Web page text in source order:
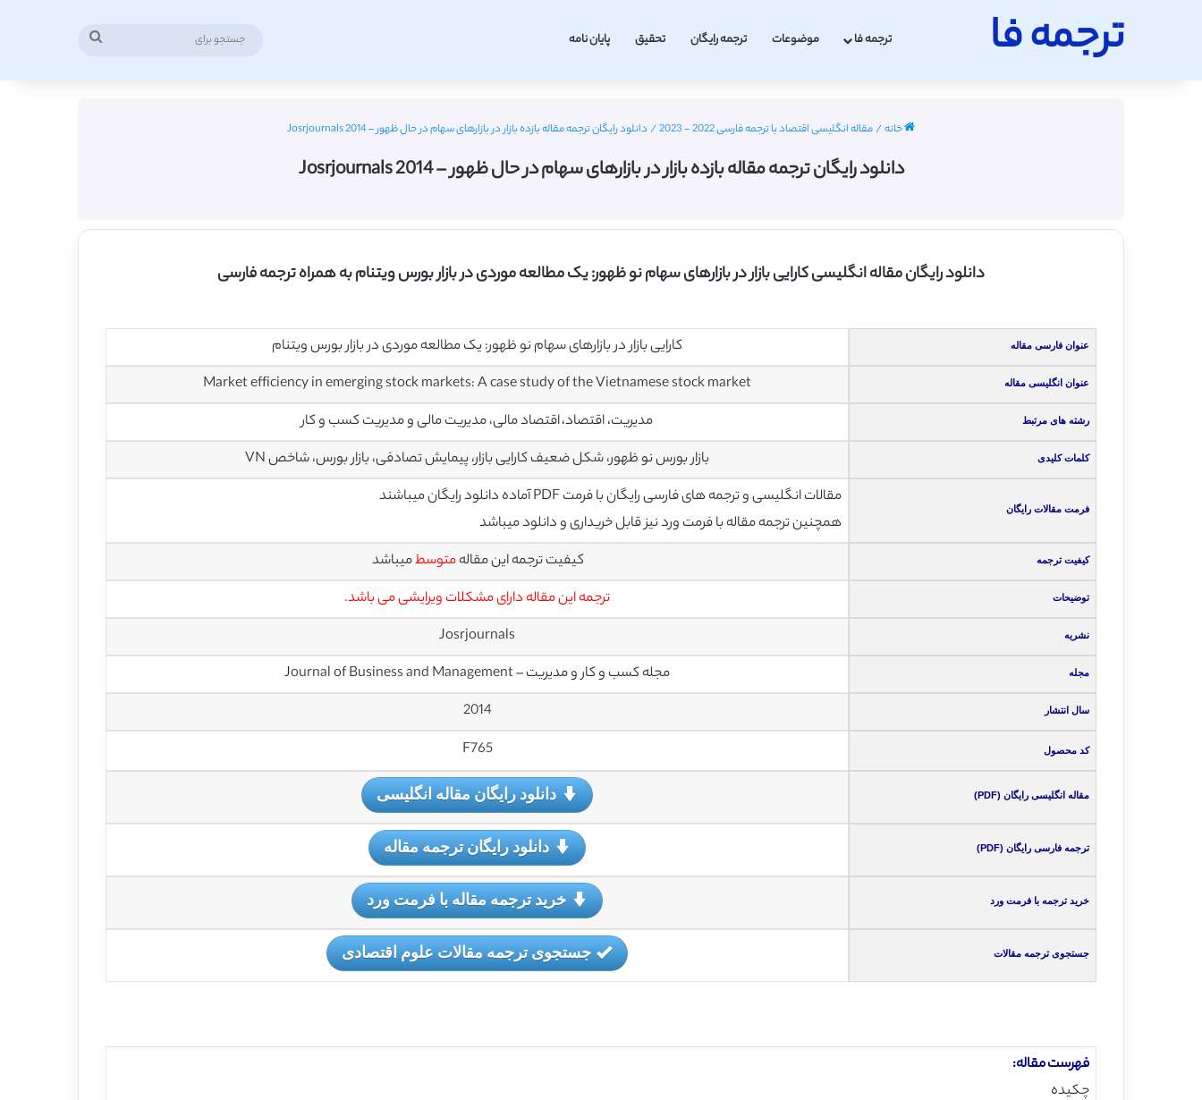
ترجمه فا ترجمه فا موضوعات ترجمه رایگان تحقیق پایان نامه
خانه/مقاله انگلیسی اقتصاد با ترجمه فارسی 2022 - 2023 / دانلود رایگان ترجمه مقاله بازده بازار در بازارهای سهام در حال ظهور – Josrjournals 2014
دانلود رایگان ترجمه مقاله بازده بازار در بازارهای سهام در حال ظهور – Josrjournals 2014
دانلود رایگان مقاله انگلیسی کارایی بازار در بازارهای سهام نو ظهور: یک مطالعه موردی در بازار بورس ویتنام به همراه ترجمه فارسی
عنوان فارسی مقاله کارایی بازار در بازارهای سهام نو ظهور: یک مطالعه موردی در بازار بورس ویتنام
عنوان انگلیسی مقاله Market efficiency in emerging stock markets: A case study of the Vietnamese stock market
رشته های مرتبط مدیریت، اقتصاد، اقتصاد مالی، مدیریت مالی و مدیریت کسب و کار
کلمات کلیدی بازار بورس نو ظهور، شکل ضعیف کارایی بازار، پیمایش تصادفی، بازار بورس، شاخص VN
فرمت مقالات رایگان
مقالات انگلیسی و ترجمه های فارسی رایگان با فرمت PDF آماده دانلود رایگان میباشند
همچنین ترجمه مقاله با فرمت ورد نیز قابل خریداری و دانلود میباشد
کیفیت ترجمه کیفیت ترجمه این مقالهمتوسطمیباشد
توضیحات ترجمه این مقاله دارای مشکلات ویرایشی می باشد.
نشریه Josrjournals
مجله مجله کسب و کار و مدیریت – Journal of Business and Management
سال انتشار 2014
کد محصول F765
مقاله انگلیسی رایگان (PDF) دانلود رایگان مقاله انگلیسی
ترجمه فارسی رایگان (PDF) دانلود رایگان ترجمه مقاله
خرید ترجمه با فرمت ورد خرید ترجمه مقاله با فرمت ورد
جستجوی ترجمه مقالات جستجوی ترجمه مقالات علوم اقتصادی
فهرست مقاله:
چکیده